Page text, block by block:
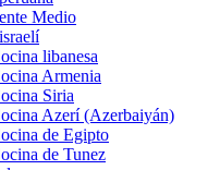
Medio
libanesa
Armenia
Siria
Azerí (Azerbaiyán)
de Egipto
de Tunez